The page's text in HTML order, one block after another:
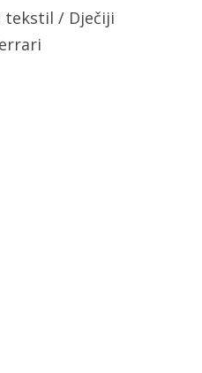
tekstil / Dječiji